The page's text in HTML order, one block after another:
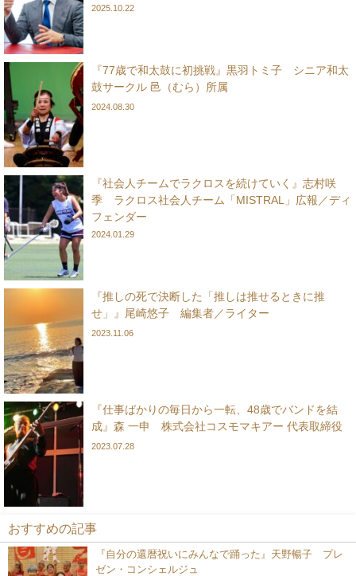
表取締役会長 兼 社長
2025.10.22
『77歳で和太鼓に初挑戦』黒羽トミ子 シニア和太
鼓サークル 邑（むら）所属
2024.08.30
『社会人チームでラクロスを続けていく』志村咲
季 ラクロス社会人チーム「MISTRAL」広報／ディ
フェンダー
2024.01.29
『推しの死で決断した「推しは推せるときに推
せ」』尾崎悠子 編集者／ライター
2023.11.06
『仕事ばかりの毎日から一転、48歳でバンドを結
成』森 一申 株式会社コスモマキアー 代表取締役
2023.07.28
おすすめの記事
『自分の還暦祝いにみんなで踊った』天野暢子 プレ
ゼン・コンシェルジュ